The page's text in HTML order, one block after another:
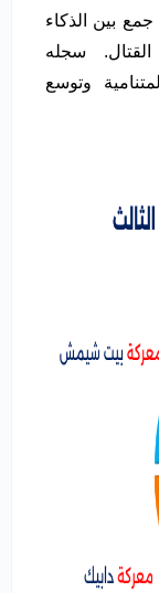
بين الذكاء
سجله
وتوسع